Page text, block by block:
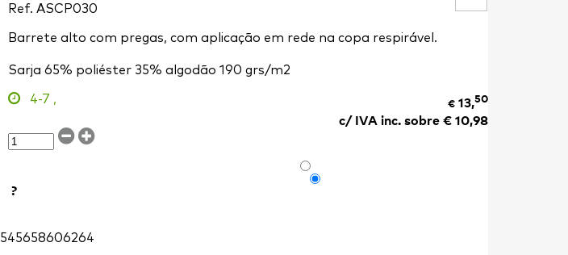
Ref. ASCP030
Barrete alto com pregas, com aplicação em rede na copa respirável.
Sarja 65% poliéster 35% algodão 190 grs/m2
4-7 , €13,50
c/ IVA inc. sobre €10,98
?
545658606264